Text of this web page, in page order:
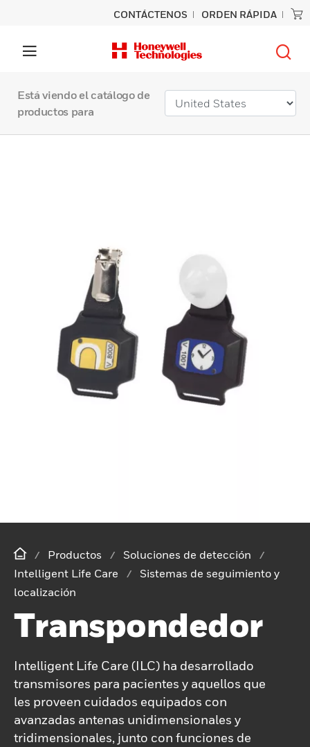
CONTÁCTENOS ORDEN RÁPIDA
Está viendo el catálogo de
productos para
Productos
Soluciones de detección
Intelligent Life Care
Sistemas de seguimiento y
localización
Transpondedor
Intelligent Life Care (ILC) ha desarrollado
transmisores para pacientes y aquellos que
les proveen cuidados equipados con
avanzadas antenas unidimensionales y
tridimensionales, junto con funciones de